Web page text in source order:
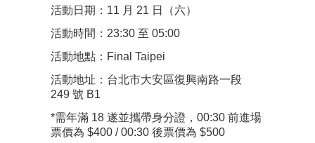
活動日期：11 月 21 日（六）
活動時間：23:30 至 05:00
活動地點：Final Taipei
活動地址：台北市大安區復興南路一段
249 號 B1
*需年滿 18 遂並攜帶身分證，00:30 前進場
票價為 $400 / 00:30 後票價為 $500